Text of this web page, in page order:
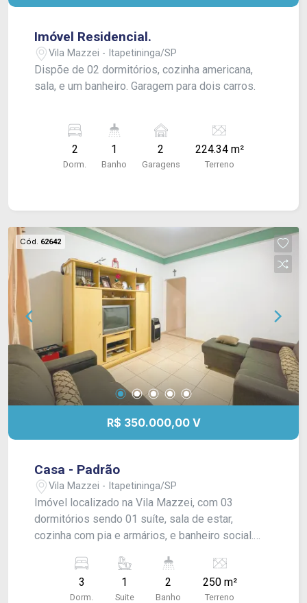
Imóvel Residencial.
Vila Mazzei - Itapetininga/SP
Dispõe de 02 dormitórios, cozinha americana,
sala, e um banheiro. Garagem para dois carros.
2
Dorm.
1
Banho
2
Garagens
224.34 m²
Terreno
Cód. 62642
R$ 350.000,00 V
Casa - Padrão
Vila Mazzei - Itapetininga/SP
Imóvel localizado na Vila Mazzei, com 03
dormitórios sendo 01 suíte, sala de estar,
cozinha com pia e armários, e banheiro social.
e lavabo. e sótão com 02 ambientes e quintal
3
Dorm.
1
Suite
2
Banho
250 m²
Terreno